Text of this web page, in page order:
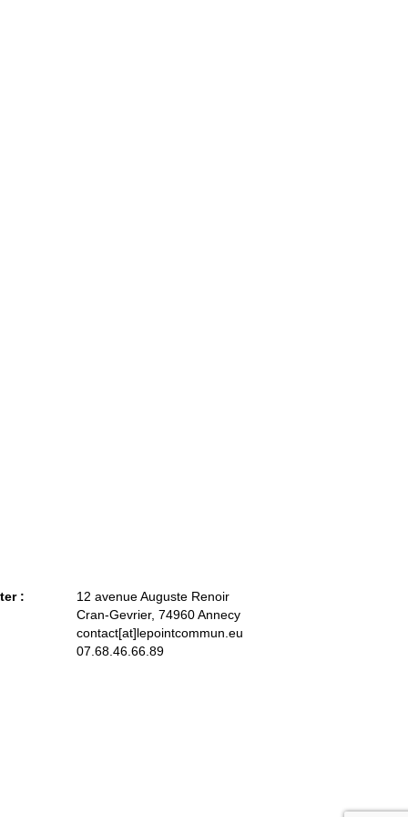
:
12 avenue Auguste Renoir
Cran-Gevrier, 74960 Annecy
contact[at]lepointcommun.eu
07.68.46.66.89